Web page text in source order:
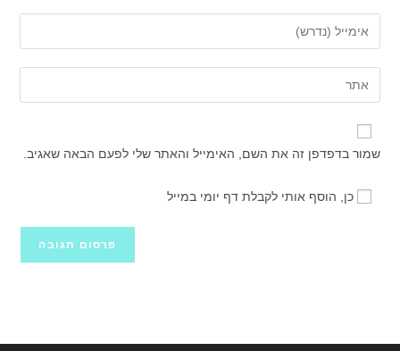
השם
שלך
שם
משתמש
כדי
להגיב
את
כתובת
דואר
שלך
כדי
את
כתובת
שלך
שמור בדפדפן זה את השם, האימייל והאתר שלי לפעם הבאה שאגיב.
כן, הוסף אותי לקבלת דף יומי במייל